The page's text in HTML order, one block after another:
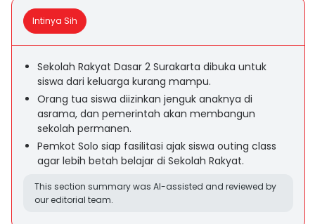
Intinya Sih
Sekolah Rakyat Dasar 2 Surakarta dibuka untuk
siswa dari keluarga kurang mampu.
Orang tua siswa diizinkan jenguk anaknya di
asrama, dan pemerintah akan membangun
sekolah permanen.
Pemkot Solo siap fasilitasi ajak siswa outing class
agar lebih betah belajar di Sekolah Rakyat.
This section summary was AI-assisted and reviewed by
our editorial team.